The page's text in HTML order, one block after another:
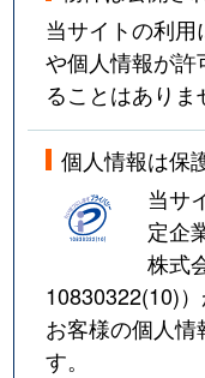
当サイトの利
や個人情報が
ることはありま
個人情報は保
当サ
定企
株式
10830322(10)
お客様の個人情
す。